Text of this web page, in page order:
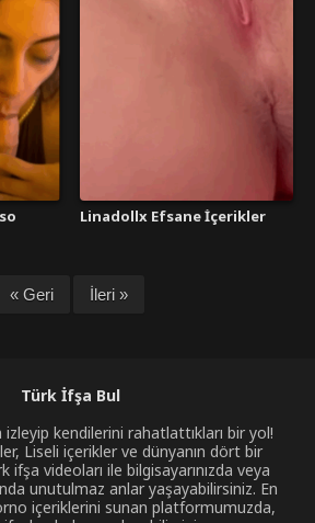
Linadollx Efsane İçerikler
« Geri İleri »
Türk İfşa Bul
izleyip kendilerini rahatlattıkları bir yol!
Liseli içerikler ve dünyanın dört bir
ifşa videoları ile bilgisayarınızda veya
unutulmaz anlar yaşayabilirsiniz. En
içeriklerini sunan platformumuzda,